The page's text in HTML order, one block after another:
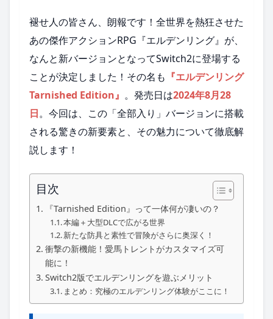
褪せ人の皆さん、朗報です！全世界を熱狂させた
あの傑作アクションRPG『エルデンリング』が、
なんと新バージョンとなってSwitch2に登場する
ことが決定しました！その名も 『エルデンリング
Tarnished Edition』 。発売日は2024年8月28
日。今回は、この「全部入り」バージョンに搭載
される驚きの新要素と、その魅力について徹底解
説します！
目次
『Tarnished Edition』って一体何が凄いの？
本編＋大型DLCで広がる世界
新たな防具と素性で冒険がさらに奥深く！
衝撃の新機能！愛馬トレントがカスタマイズ可
能に！
Switch2版でエルデンリングを遊ぶメリット
まとめ：究極のエルデンリング体験がここに！